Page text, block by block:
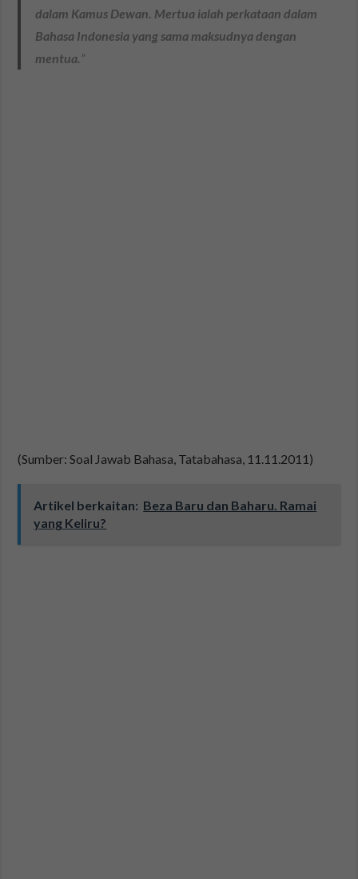
dalam Kamus Dewan. Mertua ialah perkataan dalam
Bahasa Indonesia yang sama maksudnya dengan
mentua. ”
(Sumber: Soal Jawab Bahasa, Tatabahasa, 11.11.2011)
Artikel berkaitan: Beza Baru dan Baharu. Ramai
yang Keliru?